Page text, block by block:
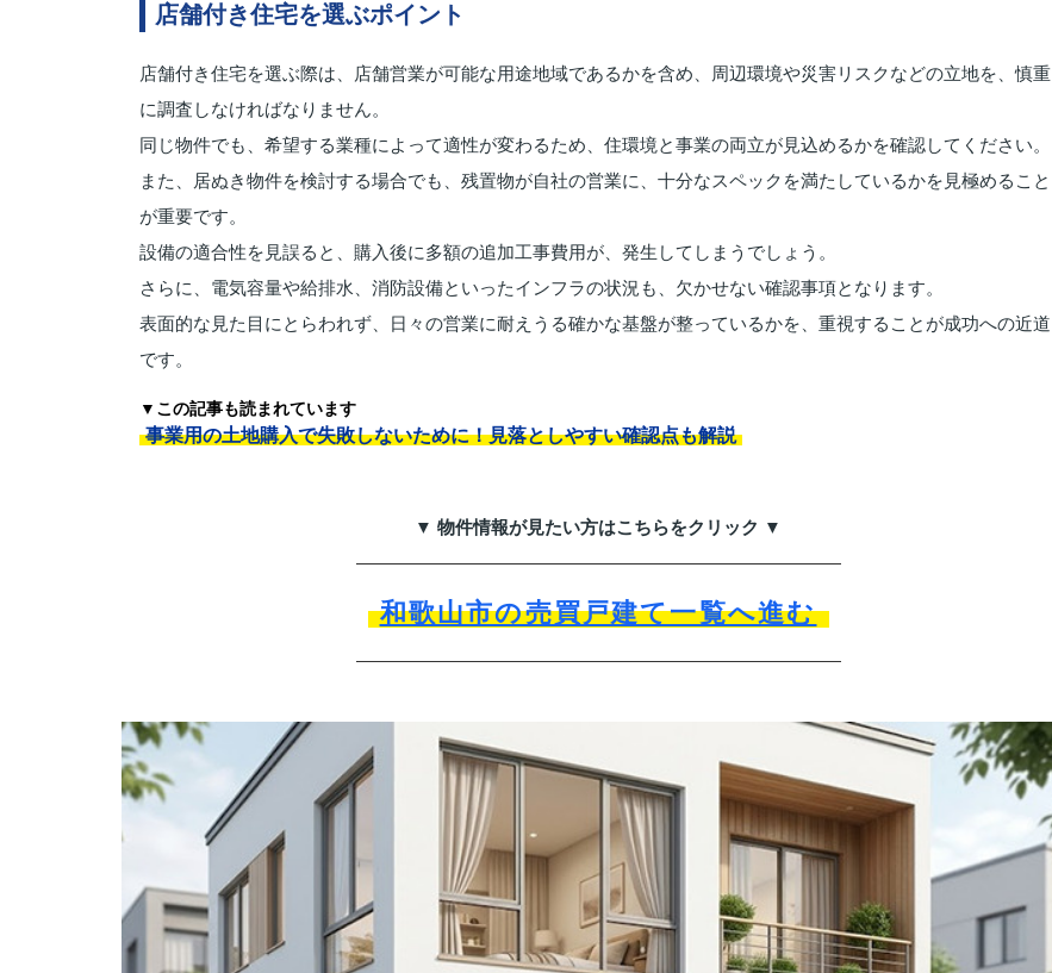
店舗付き住宅を選ぶポイント
店舗付き住宅を選ぶ際は、店舗営業が可能な用途地域であるかを含め、周辺環境や災害リスクなどの立地を、慎重
に調査しなければなりません。
同じ物件でも、希望する業種によって適性が変わるため、住環境と事業の両立が見込めるかを確認してください。
また、居ぬき物件を検討する場合でも、残置物が自社の営業に、十分なスペックを満たしているかを見極めること
が重要です。
設備の適合性を見誤ると、購入後に多額の追加工事費用が、発生してしまうでしょう。
さらに、電気容量や給排水、消防設備といったインフラの状況も、欠かせない確認事項となります。
表面的な見た目にとらわれず、日々の営業に耐えうる確かな基盤が整っているかを、重視することが成功への近道
です。
▼この記事も読まれています
事業用の土地購入で失敗しないために！見落としやすい確認点も解説
▼ 物件情報が見たい方はこちらをクリック ▼
和歌山市の売買戸建て一覧へ進む